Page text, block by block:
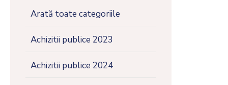
Arată toate categoriile
Achizitii publice 2023
Achizitii publice 2024